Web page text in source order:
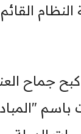
القائم
كبح جماح
باسم